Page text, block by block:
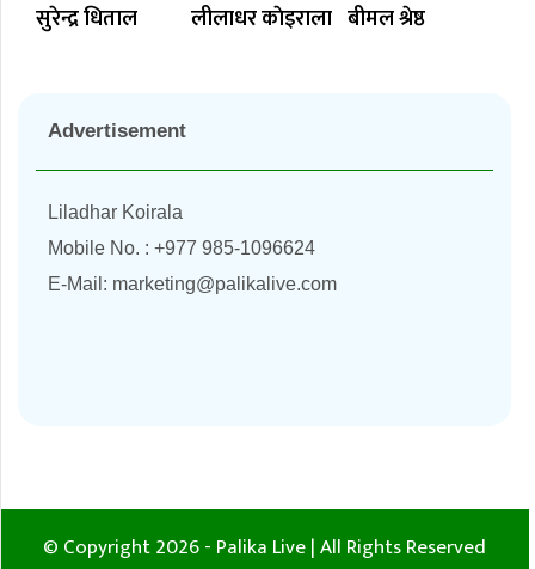
सुरेन्द्र धिताल लीलाधर काेइराला बीमल श्रेष्ठ
Advertisement
Liladhar Koirala
Mobile No. : +977 985-1096624
E-Mail: marketing@palikalive.com
© Copyright 2026 - Palika Live | All Rights Reserved